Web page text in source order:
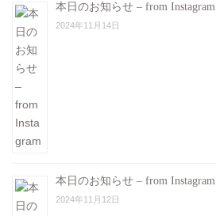
本日のお知らせ – from Instagram
2024年11月14日
本日のお知らせ – from Instagram
2024年11月12日